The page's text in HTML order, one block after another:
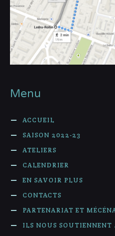
Menu
ACCUEIL
SAISON 2022-23
ATELIERS
CALENDRIER
EN SAVOIR PLUS
CONTACTS
PARTENARIAT ET
ILS NOUS SOUTIENNENT